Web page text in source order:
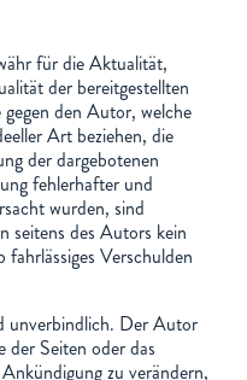
für die Aktualität,
der bereitgestellten
den Autor, welche
Art beziehen, die
der dargebotenen
fehlerhafter und
wurden, sind
seitens des Autors kein
fahrlässiges Verschulden
unverbindlich. Der Autor
der Seiten oder das
zu verändern,